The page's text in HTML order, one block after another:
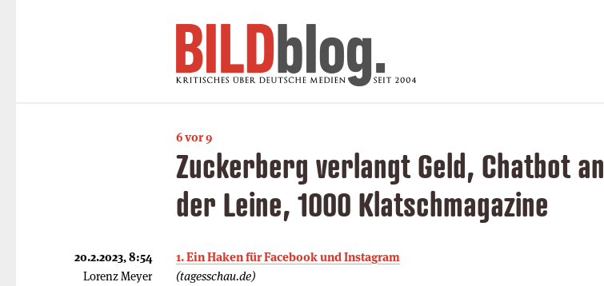
6 vor 9
Zuckerberg verlangt Geld, Chatbot an
der Leine, 1000 Klatschmagazine
1. Ein Haken für Facebook und Instagram
(tagesschau.de)
20.2.2023, 8:54
Lorenz Meyer